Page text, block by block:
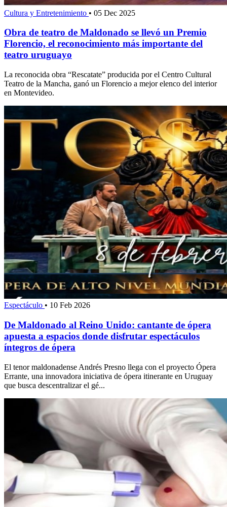
Cultura y Entretenimiento • 05 Dec 2025
Obra de teatro de Maldonado se llevó un Premio
Florencio, el reconocimiento más importante del
teatro uruguayo
La reconocida obra “Rescatate” producida por el Centro Cultural
Teatro de la Mancha, ganó un Florencio a mejor elenco del interior
en Montevideo.
Espectáculo • 10 Feb 2026
De Maldonado al Reino Unido: cantante de ópera
apuesta a espacios donde disfrutar espectáculos
íntegros de ópera
El tenor maldonadense Andrés Presno llega con el proyecto Ópera
Errante, una innovadora iniciativa de ópera itinerante en Uruguay
que busca descentralizar el gé...